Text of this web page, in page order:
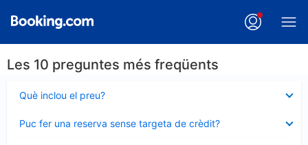
Les 10 preguntes més freqüents
Què inclou el preu?
tancat
Puc fer una reserva sense targeta de crèdit?
tancat